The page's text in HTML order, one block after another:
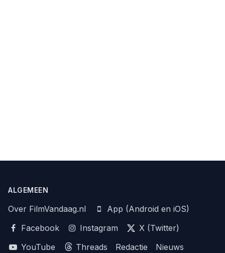
ALGEMEEN
Over FilmVandaag.nl
App (Android en iOS)
Facebook
Instagram
X (Twitter)
YouTube
Threads Redactie
Nieuws